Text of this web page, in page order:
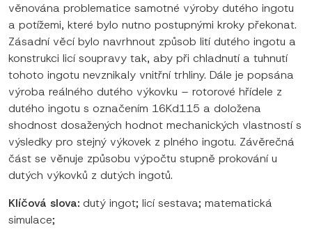
věnována problematice samotné výroby dutého ingotu
a potížemi, které bylo nutno postupnými kroky překonat.
Zásadní věcí bylo navrhnout způsob lití dutého ingotu a
konstrukci licí soupravy tak, aby při chladnutí a tuhnutí
tohoto ingotu nevznikaly vnitřní trhliny. Dále je popsána
výroba reálného dutého výkovku – rotorové hřídele z
dutého ingotu s označením 16Kd115 a doložena
shodnost dosažených hodnot mechanických vlastností s
výsledky pro stejný výkovek z plného ingotu. Závěrečná
část se věnuje způsobu výpočtu stupně prokování u
dutých výkovků z dutých ingotů.
Klíčová slova: dutý ingot; licí sestava; matematická
simulace;